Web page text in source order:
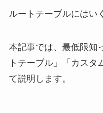
ルートテーブルにはい
本記事では、最低限知
トテーブル」「カスタ
て説明します。